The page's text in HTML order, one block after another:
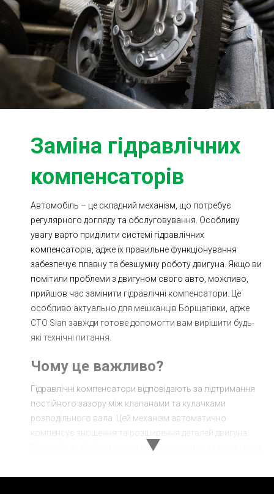
Запчастини Двигун
Гальмівна система Заміна Ременей
Заміна гідравлічних
компенсаторів
Автомобіль – це складний механізм, що потребує
регулярного догляду та обслуговування. Особливу
увагу варто приділити системі гідравлічних
компенсаторів, адже їх правильне функціонування
забезпечує плавну та безшумну роботу двигуна. Якщо ви
помітили проблеми з двигуном свого авто, можливо,
прийшов час замінити гідравлічні компенсатори. Це
особливо актуально для мешканців Борщагівки, адже
СТО Sian завжди готове допомогти вам вирішити будь-
які технічні питання.
Чому це важливо?
Гідравлічні компенсатори відповідають за підтримання
постійного зазору між клапанами та кулачками
розподільного вала. Цей механізм автоматично
компенсує зношення та розширення деталей двигуна.
Якщо гідравлічні компенсатори виходять з ладу, це може
двигуна та навіть серйозних пошкоджень.